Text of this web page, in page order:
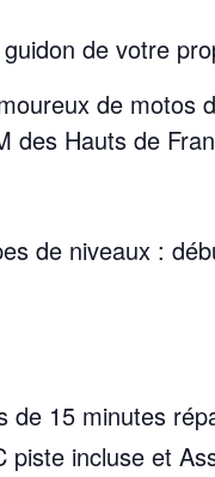
de votre
de motos
des Hauts de
de niveaux :
de 15 minutes
piste incluse et